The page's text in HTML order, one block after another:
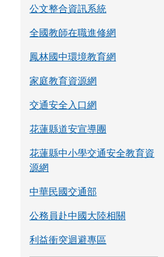
公文整合資訊系統
全國教師在職進修網
鳳林國中環境教育網
家庭教育資源網
交通安全入口網
花蓮縣道安宣導團
花蓮縣中小學交通安全教育資
源網
中華民國交通部
公務員赴中國大陸相關
利益衝突迴避專區